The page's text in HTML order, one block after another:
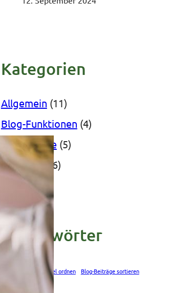
Kategorien
Allgemein (11)
Blog-Funktionen (4)
Blog-Inhalte (5)
Startseite(6)
Schlagwörter
Artikel ordnen Blog-Beiträge sortieren